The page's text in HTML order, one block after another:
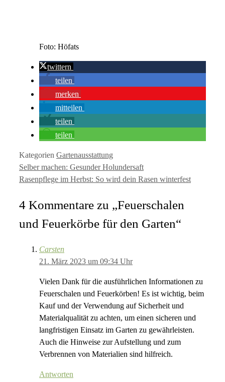
Foto: Höfats
twittern
teilen
merken
mitteilen
teilen
teilen
Kategorien Gartenausstattung
Selber machen: Gesunder Holundersaft
Rasenpflege im Herbst: So wird dein Rasen winterfest
4 Kommentare zu „Feuerschalen
und Feuerkörbe für den Garten“
Carsten
21. März 2023 um 09:34 Uhr
Vielen Dank für die ausführlichen Informationen zu
Feuerschalen und Feuerkörben! Es ist wichtig, beim
Kauf und der Verwendung auf Sicherheit und
Materialqualität zu achten, um einen sicheren und
langfristigen Einsatz im Garten zu gewährleisten.
Auch die Hinweise zur Aufstellung und zum
Verbrennen von Materialien sind hilfreich.
Antworten